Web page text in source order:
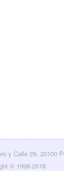
y Calle 29, 20100
© 1998-2018